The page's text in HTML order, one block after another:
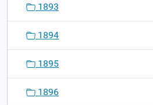
1893
1894
1895
1896